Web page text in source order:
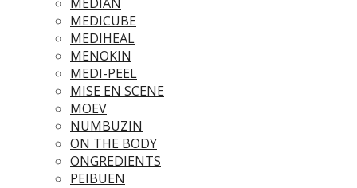
MEDICUBE
MEDIHEAL
MENOKIN
MEDI-PEEL
MISE EN SCENE
MOEV
NUMBUZIN
ON THE BODY
ONGREDIENTS
PEIBUEN